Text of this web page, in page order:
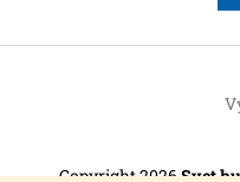
Copyright 2026Svet